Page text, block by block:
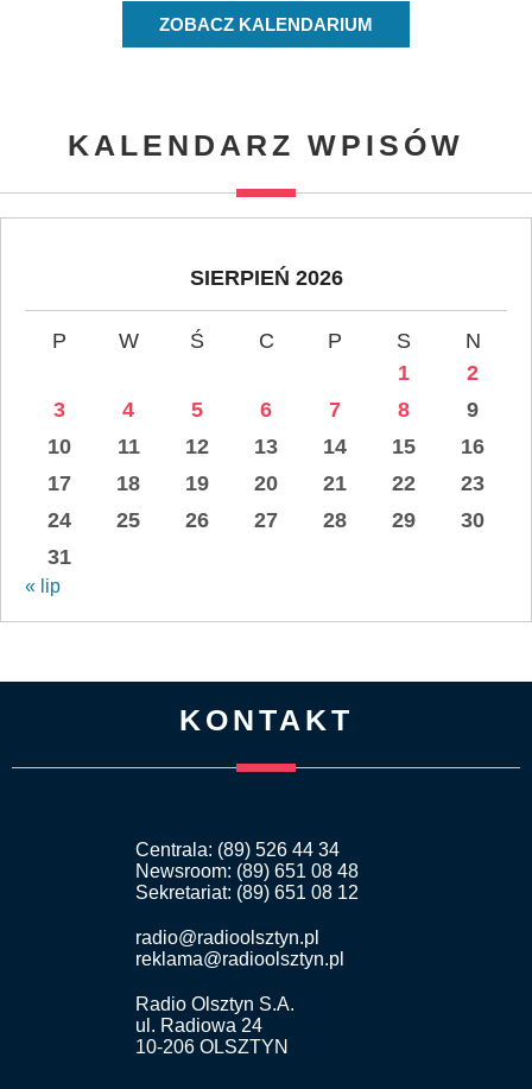
ZOBACZ KALENDARIUM
KALENDARZ WPISÓW
SIERPIEŃ 2026
P W Ś C P S
N
1
2
3
4 5 6 7 8
9
10
11 12 13 14 15
16
17
18 19 20 21 22
23
24
25 26 27 28 29
30
31
« lip
KONTAKT
Centrala: (89) 526 44 34
Newsroom: (89) 651 08 48
Sekretariat: (89) 651 08 12
radio@radioolsztyn.pl
reklama@radioolsztyn.pl
Radio Olsztyn S.A.
ul. Radiowa 24
10-206 OLSZTYN